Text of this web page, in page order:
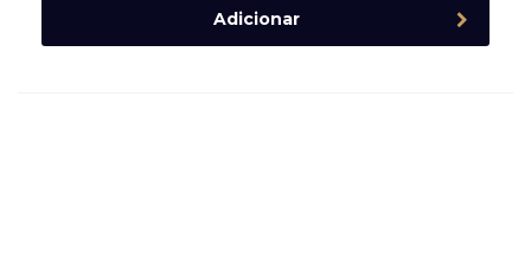
Adicionar